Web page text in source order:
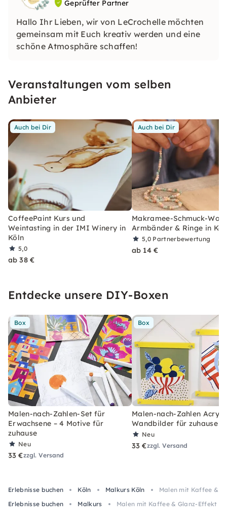
Geprüfter Partner
Hallo Ihr Lieben, wir von LeCrochelle möchten
gemeinsam mit Euch kreativ werden und eine
schöne Atmosphäre schaffen!
Veranstaltungen vom selben
Anbieter
Auch bei Dir
CoffeePaint Kurs und
Weintasting in der IMI Winery in
Köln
5,0
ab 38 €
Auch bei Dir
Makramee-Schmuck-
Armbänder & Ringe in
5,0 Partnerbewertung
ab 14 €
Entdecke unsere DIY-Boxen
Box
Malen-nach-Zahlen-Set für
Erwachsene – 4 Motive für
zuhause
Neu
33 €zzgl. Versand
Box
Malen-nach-Zahlen Acryl-
Wandbilder für zuhause
Neu
33 €zzgl. Versand
Erlebnisse buchen Köln Malkurs Köln
Malen mit Kaffee &
Erlebnisse buchen
Malkurs Malen mit Kaffee & Glanz-Effekt –